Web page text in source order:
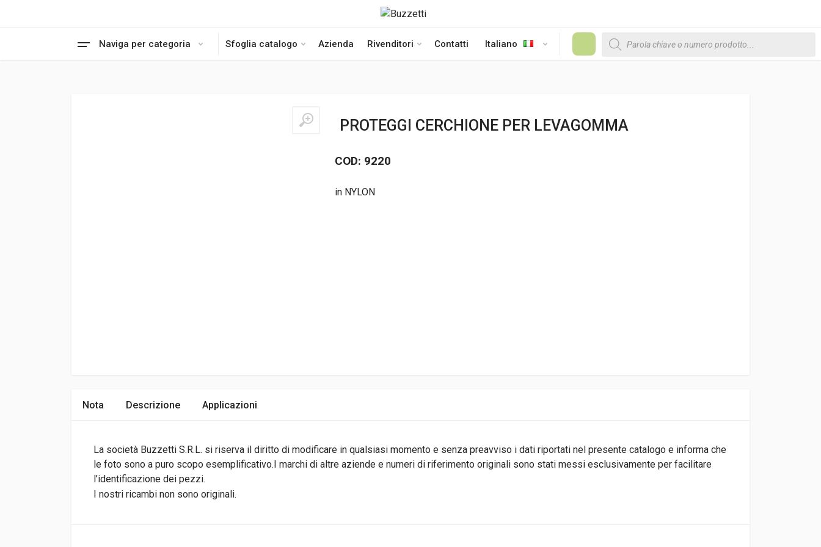
Naviga per categoria Sfoglia catalogo Azienda Rivenditori Contatti Italiano
Products search
PROTEGGI CERCHIONE PER LEVAGOMMA
COD: 9220
in NYLON
Nota Descrizione Applicazioni
La società Buzzetti S.R.L. si riserva il diritto di modificare in qualsiasi momento e senza preavviso i dati riportati nel presente catalogo e informa che
le foto sono a puro scopo esemplificativo.I marchi di altre aziende e numeri di riferimento originali sono stati messi esclusivamente per facilitare
l’identificazione dei pezzi.
I nostri ricambi non sono originali.